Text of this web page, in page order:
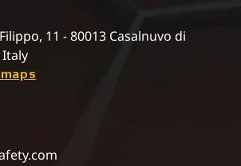
11 - 80013 Casalnuvo di